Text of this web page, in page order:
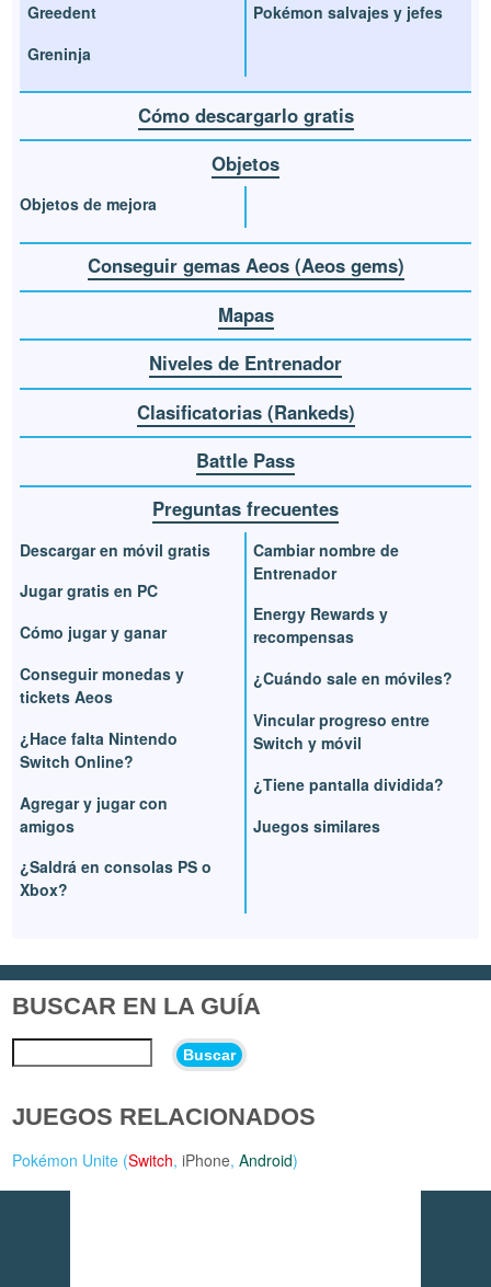
Greedent
Greninja
Pokémon salvajes y jefes
Cómo descargarlo gratis
Objetos
Objetos de mejora
Conseguir gemas Aeos (Aeos gems)
Mapas
Niveles de Entrenador
Clasificatorias (Rankeds)
Battle Pass
Preguntas frecuentes
Descargar en móvil gratis
Jugar gratis en PC
Cómo jugar y ganar
Conseguir monedas y
tickets Aeos
¿Hace falta Nintendo
Switch Online?
Agregar y jugar con
amigos
¿Saldrá en consolas PS o
Xbox?
Cambiar nombre de
Entrenador
Energy Rewards y
recompensas
¿Cuándo sale en móviles?
Vincular progreso entre
Switch y móvil
¿Tiene pantalla dividida?
Juegos similares
BUSCAR EN LA GUÍA
Buscar
JUEGOS RELACIONADOS
Pokémon Unite (Switch,iPhone,Android)